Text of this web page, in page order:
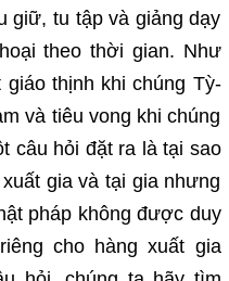
giữ, tu tập và giảng dạy
theo thời gian. Như
thịnh khi chúng Tỳ-
và tiêu vong khi chúng
câu hỏi đặt ra là tại sao
gia và tại gia nhưng
pháp không được duy
cho hàng xuất gia